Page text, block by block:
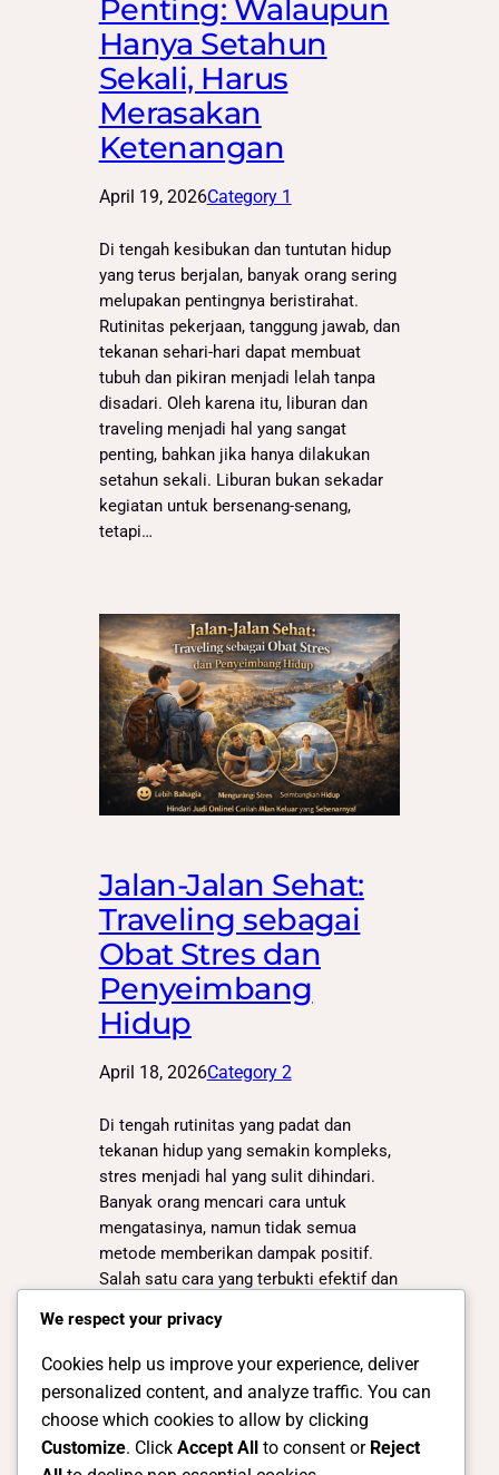
Penting: Walaupun
Hanya Setahun
Sekali, Harus
Merasakan
Ketenangan
April 19, 2026Category 1
Di tengah kesibukan dan tuntutan hidup
yang terus berjalan, banyak orang sering
melupakan pentingnya beristirahat.
Rutinitas pekerjaan, tanggung jawab, dan
tekanan sehari-hari dapat membuat
tubuh dan pikiran menjadi lelah tanpa
disadari. Oleh karena itu, liburan dan
traveling menjadi hal yang sangat
penting, bahkan jika hanya dilakukan
setahun sekali. Liburan bukan sekadar
kegiatan untuk bersenang-senang,
tetapi…
Jalan-Jalan Sehat:
Traveling sebagai
Obat Stres dan
Penyeimbang
Hidup
April 18, 2026Category 2
Di tengah rutinitas yang padat dan
tekanan hidup yang semakin kompleks,
stres menjadi hal yang sulit dihindari.
Banyak orang mencari cara untuk
mengatasinya, namun tidak semua
metode memberikan dampak positif.
Salah satu cara yang terbukti efektif dan
jalan-jalan sehat. Traveling bukan hanya
sekadar aktivitas liburan, tetapi juga
merupakan bentuk perawatan diri…
We respect your privacy
Cookies help us improve your experience, deliver
personalized content, and analyze traffic. You can
choose which cookies to allow by clicking
Customize. Click Accept All to consent or Reject